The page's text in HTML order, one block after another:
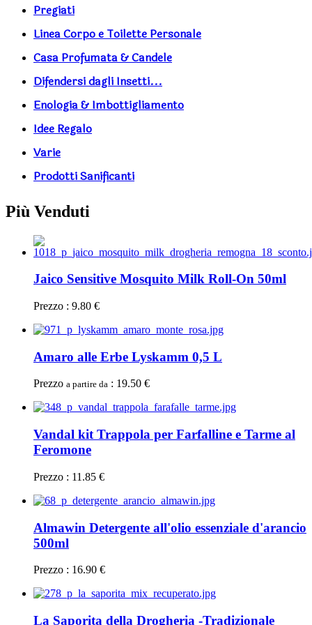
Pregiati
Linea Corpo e Toilette Personale
Casa Profumata & Candele
Difendersi dagli Insetti...
Enologia & Imbottigliamento
Idee Regalo
Varie
Prodotti Sanificanti
Più Venduti
Jaico Sensitive Mosquito Milk Roll-On 50ml
Prezzo : 9.80 €
Amaro alle Erbe Lyskamm 0,5 L
Prezzo a partire da : 19.50 €
Vandal kit Trappola per Farfalline e Tarme al
Feromone
Prezzo : 11.85 €
Almawin Detergente all'olio essenziale d'arancio
500ml
Prezzo : 16.90 €
La Saporita della Drogheria -Tradizionale